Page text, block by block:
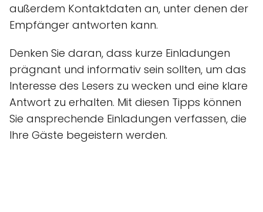
außerdem Kontaktdaten an, unter denen der
Empfänger antworten kann.
Denken Sie daran, dass kurze Einladungen
prägnant und informativ sein sollten, um das
Interesse des Lesers zu wecken und eine klare
Antwort zu erhalten. Mit diesen Tipps können
Sie ansprechende Einladungen verfassen, die
Ihre Gäste begeistern werden.